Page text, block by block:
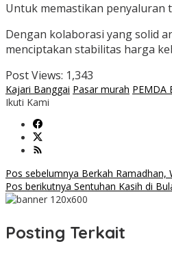
Untuk memastikan penyaluran
Dengan kolaborasi yang solid
menciptakan stabilitas harga
Post Views: 1,343
Kajari Banggai Pasar murah PEMDA
Ikuti Kami
Navigasi
pos
Pos sebelumnya Berkah Ramadhan,
Pos berikutnya Sentuhan Kasih di
Posting Terkait